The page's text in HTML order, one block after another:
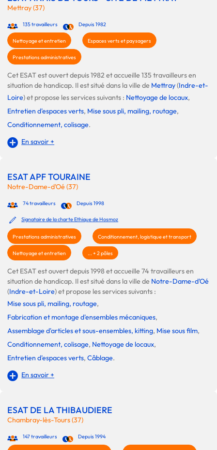
Mettray (37)
135 travailleurs Depuis 1982
Nettoyage et entretien Espaces verts et paysagers
Prestations administratives
Cet ESAT est ouvert depuis 1982 et accueille 135 travailleurs en
situation de handicap. Il est situé dans la ville de Mettray(Indre-et-
Loire) et propose les services suivants : Nettoyage de locaux,
Entretien d'espaces verts, Mise sous pli, mailing, routage,
Conditionnement, colisage.
En savoir +
ESAT APF TOURAINE
Notre-Dame-d'Oé (37)
74 travailleurs Depuis 1998
Signataire de la charte Ethique de Hosmoz
Prestations administratives Conditionnement, logistique et transport
Nettoyage et entretien ... + 2 pôles
Cet ESAT est ouvert depuis 1998 et accueille 74 travailleurs en
situation de handicap. Il est situé dans la ville de Notre-Dame-d'Oé
(Indre-et-Loire) et propose les services suivants :
Mise sous pli, mailing, routage,
Fabrication et montage d'ensembles mécaniques,
Assemblage d'articles et sous-ensembles, kitting, Mise sous film,
Conditionnement, colisage, Nettoyage de locaux,
Entretien d'espaces verts, Câblage.
En savoir +
ESAT DE LA THIBAUDIERE
Chambray-lès-Tours (37)
147 travailleurs Depuis 1994